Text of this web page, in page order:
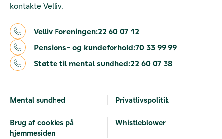
kontakte Velliv.
Velliv Foreningen:22 60 07 12
Pensions- og kundeforhold:70 33 99 99
Støtte til mental sundhed:22 60 07 38
Mental sundhed Privatlivspolitik
Brug af cookies på
hjemmesiden
Whistleblower